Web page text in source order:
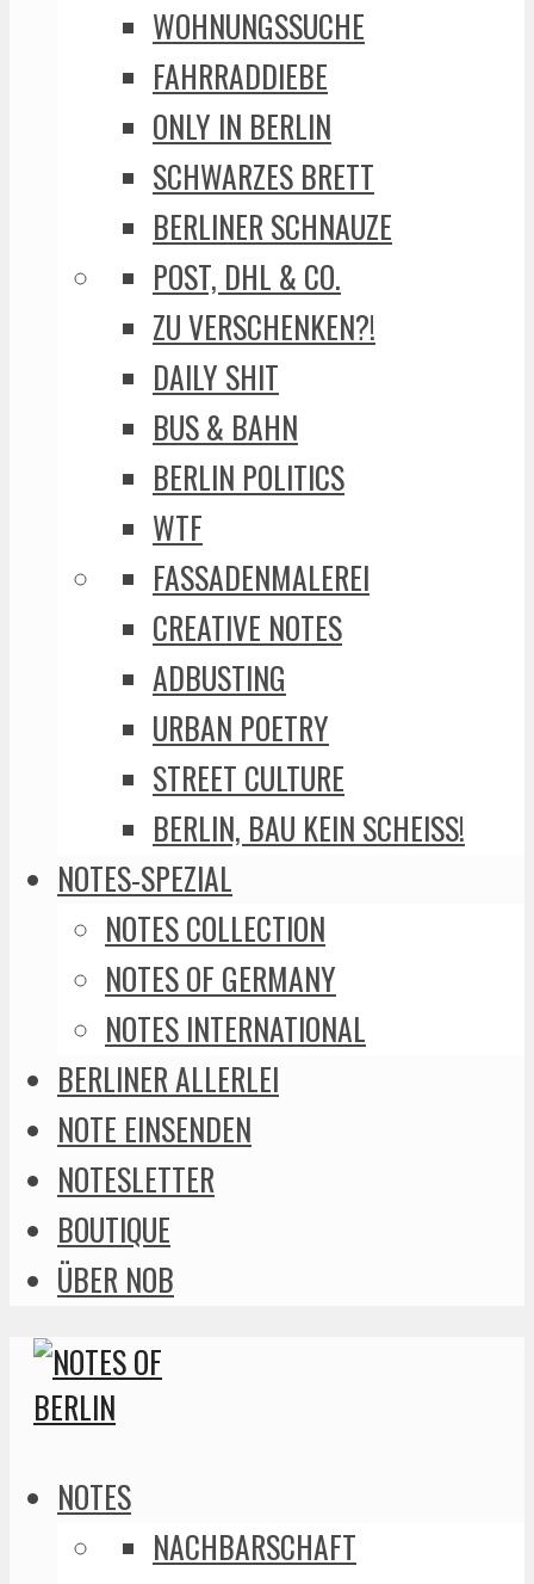
WOHNUNGSSUCHE
FAHRRADDIEBE
ONLY IN BERLIN
SCHWARZES BRETT
BERLINER SCHNAUZE
POST, DHL & CO.
ZU VERSCHENKEN?!
DAILY SHIT
BUS & BAHN
BERLIN POLITICS
WTF
FASSADENMALEREI
CREATIVE NOTES
ADBUSTING
URBAN POETRY
STREET CULTURE
BERLIN, BAU KEIN SCHEISS!
NOTES-SPEZIAL
NOTES COLLECTION
NOTES OF GERMANY
NOTES INTERNATIONAL
BERLINER ALLERLEI
NOTE EINSENDEN
NOTESLETTER
BOUTIQUE
ÜBER NOB
NOTES
NACHBARSCHAFT